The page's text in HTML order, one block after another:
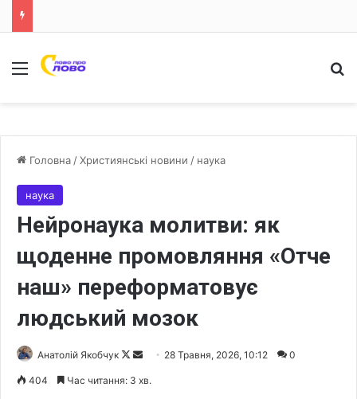
Меню
Головна /Християнські новини / наука
наука
Нейронаука молитви: як
щоденне промовляння «Отче
наш» переформатовує
людський мозок
Анатолій Якобчук
F
o
28 Травня, 2026, 10:12 0
404 Час читання: 3 хв.